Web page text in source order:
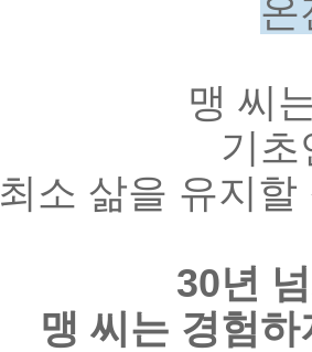
온
맹 씨
기
최소 삶을 유지
30년
맹 씨는 경험